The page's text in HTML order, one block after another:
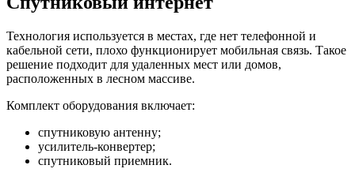
Технология используется в местах, где нет телефонной и
кабельной сети, плохо функционирует мобильная связь. Такое
решение подходит для удаленных мест или домов,
расположенных в лесном массиве.
Комплект оборудования включает:
спутниковую антенну;
усилитель-конвертер;
спутниковый приемник.